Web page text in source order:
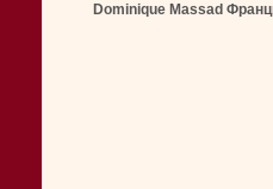
Dominique Massad